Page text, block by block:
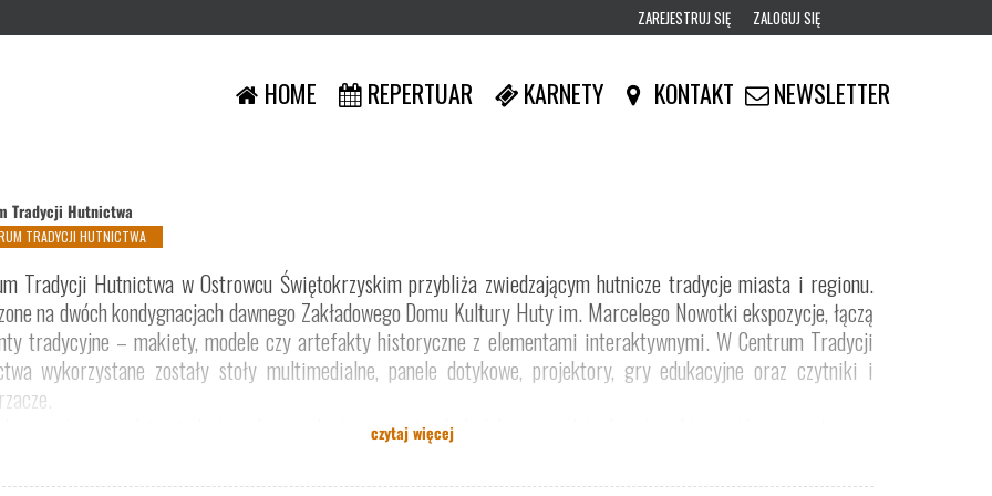
ZAREJESTRUJ SIĘ ZALOGUJ SIĘ
0,00
HOME REPERTUAR KARNETY KONTAKT NEWSLETTER
Tradycji Hutnictwa
TRADYCJI HUTNICTWA
Tradycji Hutnictwa w Ostrowcu Świętokrzyskim przybliża zwiedzającym hutnicze tradycje miasta i regionu.
na dwóch kondygnacjach dawnego Zakładowego Domu Kultury Huty im. Marcelego Nowotki ekspozycje, łączą
tradycyjne – makiety, modele czy artefakty historyczne z elementami interaktywnymi. W Centrum Tradycji
wykorzystane zostały stoły multimedialne, panele dotykowe, projektory, gry edukacyjne oraz czytniki i
ekspozycja prowadzi zwiedzających przez historię ostatnich dwóch tysięcy lat, ukazując aktywność przemysłową w
hutnictwa, węglarstwa i kolejnictwa, włączając widzów do wykonywania interaktywnych zadań.
czytaj więcej